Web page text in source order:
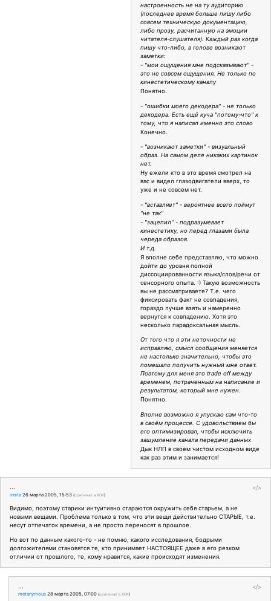
настроенность не на ту аудиторию
(последнее время больше пишу либо
совсем техническую документацию,
либо прозу, расчитанную на эмоции
читателя-слушателя). Каждый раз когда
пишу что-либо, в голове возникают
заметки:
- "мои ощущения мне подсказывают" -
это не совсем ощущения. Не только по
кинестетическому каналу
Понятно.
- "ошибки моего декодера" - не только
декодера. Есть ещё куча "потому-что" к
тому, что я написал именно это слово
Конечно.
- "возникают заметки" - визуальный
образ. На самом деле никаких картинок
нет.
Ну ежели кто в это время смотрел на
вас и видел глазодвигатели вверх, то
уже и не совсем нет.
- "вставляет" - вероятнее всего поймут
"не так"
- "зацепил" - подразумевает
кинестетику, но перед глазами была
череда образов.
И т.д.
Я вполне себе представляю, что можно
дойти до уровня полной
диссоциированности языка/слов/речи от
сенсорного опыта. :) Такую возможность
вы не рассматриваете? Т.е. чего
фиксировать факт не совпадения,
гораздо лучше взять и намеренно
вернутся к совпадению. Хотя это
несколько парадоксальная мысль.
От того что я эти неточности не
исправляю, смысл сообщения меняется
не настолько значительно, чтобы это
помешало получить нужный мне ответ.
Поэтому для меня это trade off между
временем, потраченным на написание и
результатом, который мне нужен.
Понятно.
Вполне возможно я упускаю сам что-то
в своём процессе. С удовольствием бы
его оптимизировал, чтобы исключить
зашумление канала передачи данных
Дык НЛП в своем чистом исходном виде
как раз этим и занимается!
</>
...
innita 26 марта 2005, 15:53 (оригинал в ЖЖ)
Видимо, поэтому старики интуитивно стараются окружить себя старьем, а не
новыми вещами. Проблема только в том, что эти вещи действительно СТАРЫЕ, т.е.
несут отпечаток времени, а не просто переносят в прошлое.
Но вот по данным какого-то - не помню, какого исследования, бодрыми
долгожителями становятся те, кто принимает НАСТОЯЩЕЕ даже в его резком
отличии от прошлого, те, кому нравится, какие происходят изменения.
</>
...
metanymous 28 марта 2005, 07:00 (оригинал в ЖЖ)